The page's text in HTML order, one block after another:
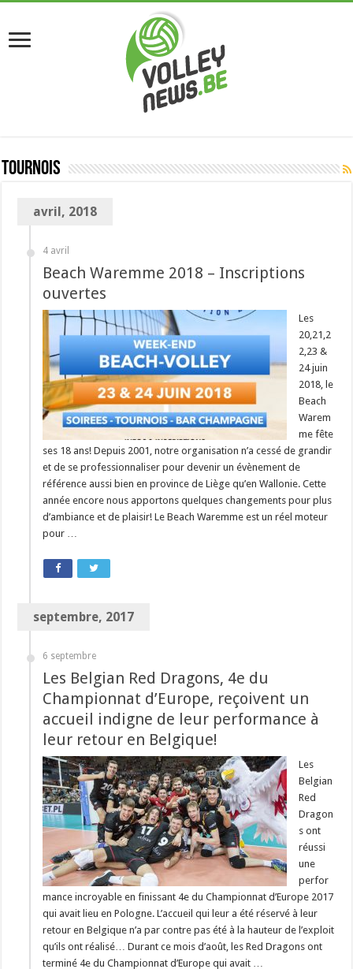
Tournois
avril, 2018
4 avril
Beach Waremme 2018 – Inscriptions
ouvertes
Les
20,21,2
2,23 &
24 juin
2018, le
Beach
Warem
me fête
ses 18 ans! Depuis 2001, notre organisation n’a cessé de grandir
et de se professionnaliser pour devenir un évènement de
référence aussi bien en province de Liège qu’en Wallonie. Cette
année encore nous apportons quelques changements pour plus
d’ambiance et de plaisir! Le Beach Waremme est un réel moteur
pour …
septembre, 2017
6 septembre
Les Belgian Red Dragons, 4e du
Championnat d’Europe, reçoivent un
accueil indigne de leur performance à
leur retour en Belgique!
Les
Belgian
Red
Dragon
s ont
réussi
une
perfor
mance incroyable en finissant 4e du Championnat d’Europe 2017
qui avait lieu en Pologne. L’accueil qui leur a été réservé à leur
retour en Belgique n’a par contre pas été à la hauteur de l’exploit
qu’ils ont réalisé… Durant ce mois d’août, les Red Dragons ont
terminé 4e du Championnat d’Europe qui avait …